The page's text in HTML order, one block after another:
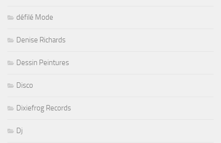
défilé Mode
Denise Richards
Dessin Peintures
Disco
Dixiefrog Records
Dj